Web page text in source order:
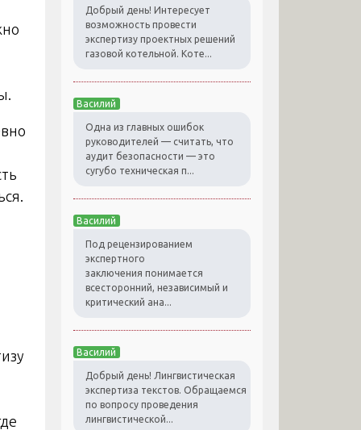
Добрый день! Интересует
возможность провести
экспертизу проектных решений
газовой котельной. Коте...
Василий
Одна из главных ошибок
руководителей — считать, что
аудит безопасности — это
сугубо техническая п...
Василий
Под рецензированием
экспертного
заключения понимается
всесторонний, независимый и
критический ана...
Василий
Добрый день! Лингвистическая
экспертиза текстов. Обращаемся
по вопросу проведения
лингвистической...